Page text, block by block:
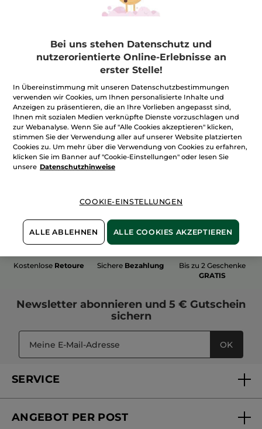
sindpflanzlich
unsere Felder
biologisch
Mehr entdecken
Kostenlose Retoure Sichere Bezahlung
Bis zu 2 Geschenke
GRATIS
Newsletter abonnieren und 5 € Gutschein
sichern
OK
SERVICE
Mein Konto
ANGEBOT PER POST
Bei uns stehen Datenschutz und
nutzerorientierte Online-Erlebnisse an
erster Stelle!
In Übereinstimmung mit unseren Datenschutzbestimmungen
verwenden wir Cookies, um Ihnen personalisierte Inhalte und
Anzeigen zu präsentieren, die an Ihre Vorlieben angepasst sind,
Ihnen mit sozialen Medien verknüpfte Dienste vorzuschlagen und
zur Webanalyse. Wenn Sie auf "Alle Cookies akzeptieren" klicken,
stimmen Sie der Verwendung aller auf unserer Website platzierten
Cookies zu. Um mehr über die Verwendung von Cookies zu erfahren,
klicken Sie im Banner auf "Cookie-Einstellungen" oder lesen Sie
unsere Datenschutzhinweise
COOKIE-EINSTELLUNGEN
ALLE ABLEHNEN ALLE COOKIES AKZEPTIEREN